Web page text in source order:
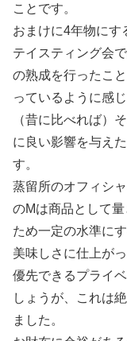
ことです。
おまけに4年物にす
テイスティング会
の熟成を行ったこ
っているように感
（昔に比べれば）
に良い影響を与え
す。
蒸留所のオフィシ
のMは商品として
ため一定の水準に
美味しさに仕上が
優先できるプライ
しょうが、これは
ました。